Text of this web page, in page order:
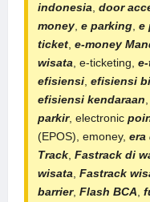
indonesia, door
money, e parking, e
ticket, e-money
wisata, e-ticketing,
efisiensi, efisiensi
efisiensi kendaraan,
parkir, electronic
(EPOS), emoney, era
Track, Fastrack di
wisata, Fastrack
barrier, Flash BCA,